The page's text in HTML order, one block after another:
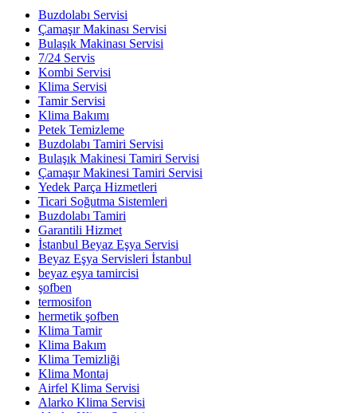
Buzdolabı Servisi
Çamaşır Makinası Servisi
Bulaşık Makinası Servisi
7/24 Servis
Kombi Servisi
Klima Servisi
Tamir Servisi
Klima Bakımı
Petek Temizleme
Buzdolabı Tamiri Servisi
Bulaşık Makinesi Tamiri Servisi
Çamaşır Makinesi Tamiri Servisi
Yedek Parça Hizmetleri
Ticari Soğutma Sistemleri
Buzdolabı Tamiri
Garantili Hizmet
İstanbul Beyaz Eşya Servisi
Beyaz Eşya Servisleri İstanbul
beyaz eşya tamircisi
şofben
termosifon
hermetik şofben
Klima Tamir
Klima Bakım
Klima Temizliği
Klima Montaj
Airfel Klima Servisi
Alarko Klima Servisi